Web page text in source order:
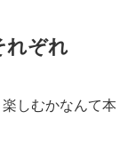
れぞれ
しむかなんて本